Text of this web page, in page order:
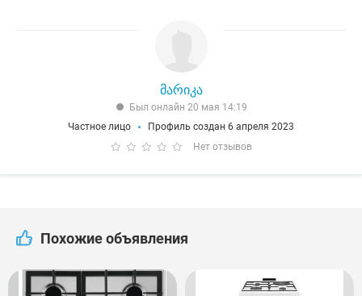
მარიკა
Был онлайн 20 мая 14:19
Частное лицо
Профиль создан 6 апреля 2023
Нет отзывов
Похожие объявления